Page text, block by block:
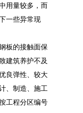
用量较多，而
一些异常现
板的接触面保
建筑养护不及
良弹性、较大
、制造、施工
工程分区编号